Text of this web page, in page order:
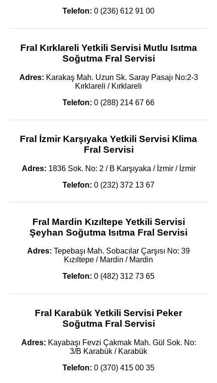
Telefon: 0 (236) 612 91 00
Fral Kırklareli Yetkili Servisi Mutlu Isıtma
Soğutma Fral Servisi
Adres: Karakaş Mah. Uzun Sk. Saray Pasajı No:2-3
Kırklareli / Kırklareli
Telefon: 0 (288) 214 67 66
Fral İzmir Karşıyaka Yetkili Servisi Klima
Fral Servisi
Adres: 1836 Sok. No: 2 / B Karşıyaka / İzmir / İzmir
Telefon: 0 (232) 372 13 67
Fral Mardin Kızıltepe Yetkili Servisi
Şeyhan Soğutma Isıtma Fral Servisi
Adres: Tepebaşı Mah. Sobacılar Çarşısı No: 39
Kızıltepe / Mardin / Mardin
Telefon: 0 (482) 312 73 65
Fral Karabük Yetkili Servisi Peker
Soğutma Fral Servisi
Adres: Kayabaşı Fevzi Çakmak Mah. Gül Sok. No:
3/B Karabük / Karabük
Telefon: 0 (370) 415 00 35